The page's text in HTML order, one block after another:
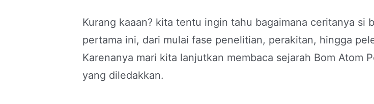
Kurang kaaan? kita tentu ingin tahu bagaimana ceritanya si
pertama ini, dari mulai fase penelitian, perakitan, hingga
Karenanya mari kita lanjutkan membaca sejarah Bom Atom
yang diledakkan.